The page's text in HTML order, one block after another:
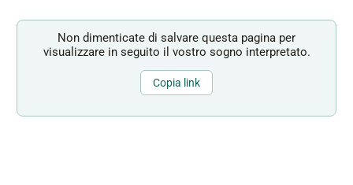
Non dimenticate di salvare questa pagina per
visualizzare in seguito il vostro sogno interpretato.
Copia link